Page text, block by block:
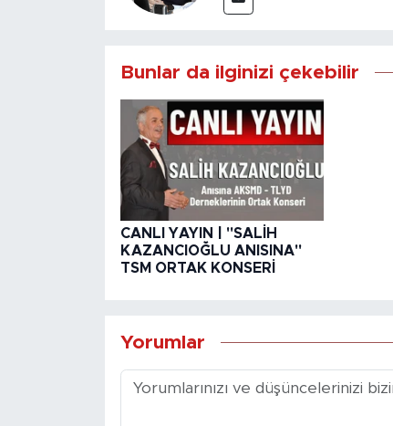
Bunlar da ilginizi çekebilir
CANLI YAYIN | ''SALİH
KAZANCIOĞLU ANISINA''
TSM ORTAK KONSERİ
Yorumlar